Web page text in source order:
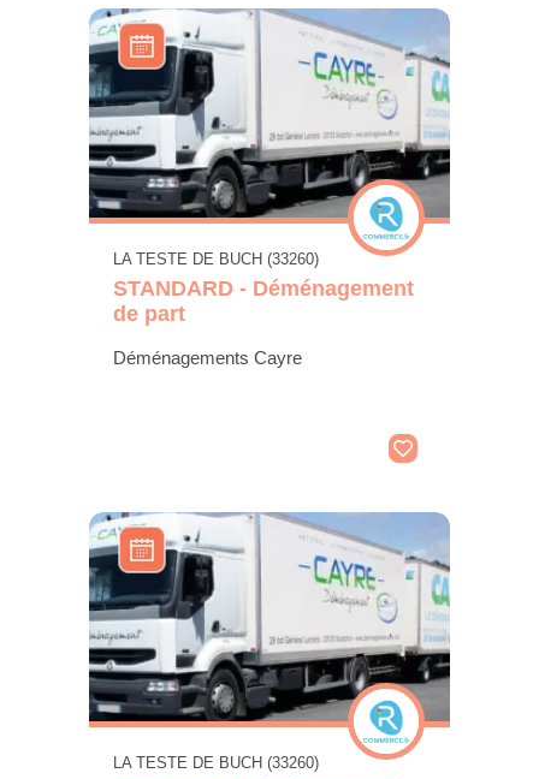
LA TESTE DE BUCH (33260)
STANDARD - Déménagement
de part
Déménagements Cayre
LA TESTE DE BUCH (33260)